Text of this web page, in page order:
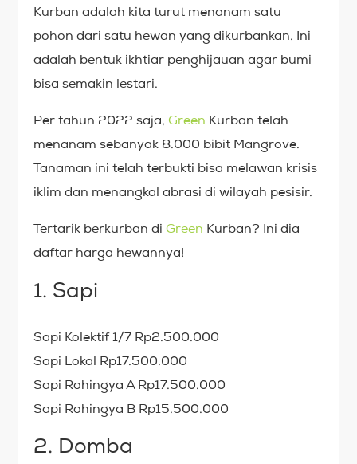
Kurban adalah kita turut menanam satu
pohon dari satu hewan yang dikurbankan. Ini
adalah bentuk ikhtiar penghijauan agar bumi
bisa semakin lestari.
Per tahun 2022 saja,Green Kurban telah
menanam sebanyak 8.000 bibit Mangrove.
Tanaman ini telah terbukti bisa melawan krisis
iklim dan menangkal abrasi di wilayah pesisir.
Tertarik berkurban diGreen Kurban? Ini dia
daftar harga hewannya!
1. Sapi
Sapi Kolektif 1/7 Rp2.500.000
Sapi Lokal Rp17.500.000
Sapi Rohingya A Rp17.500.000
Sapi Rohingya B Rp15.500.000
2. Domba